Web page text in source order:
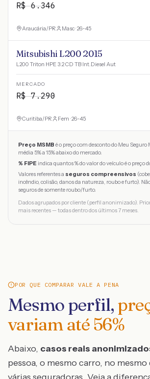
R$6.346
Araucária/PR Masc · 26-45
Mitsubishi L200 2015
L200 Triton HPE 3.2 CD TB Int.Diesel Aut
MERCADO
R$7.290
Curitiba/PR Fem · 26-45
Preço MSMB é o preço com desconto do Meu
média 5% a 15% abaixo do mercado.
% FIPE indica quantos % do valor do veículo é o preço
Valores referentes a seguros compreensivos
incêndio, colisão, danos da natureza, roubo e furto).
seguros de somente roubo/furto.
Dados agrupados por cliente (perfil anonimizado).
mais recentes — todas dentro dos últimos 7 meses.
POR QUE COMPARAR VALE A PENA
Mesmo perfil,
variam até 56%
Abaixo, casos reais
pessoa, o mesmo carro, no